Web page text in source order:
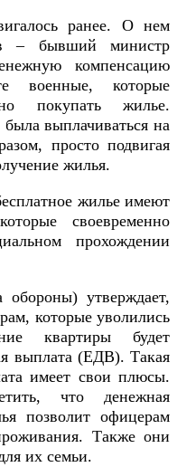
ранее. О нем
– бывший министр
компенсацию
военные, которые
покупать жилье.
выплачиваться на
просто подвигая
жилья.
жилье имеют
своевременно
прохождении
обороны) утверждает,
которые уволились
квартиры будет
выплата (ЕДВ). Такая
имеет свои плюсы.
что денежная
позволит офицерам
Также они
их семьи.